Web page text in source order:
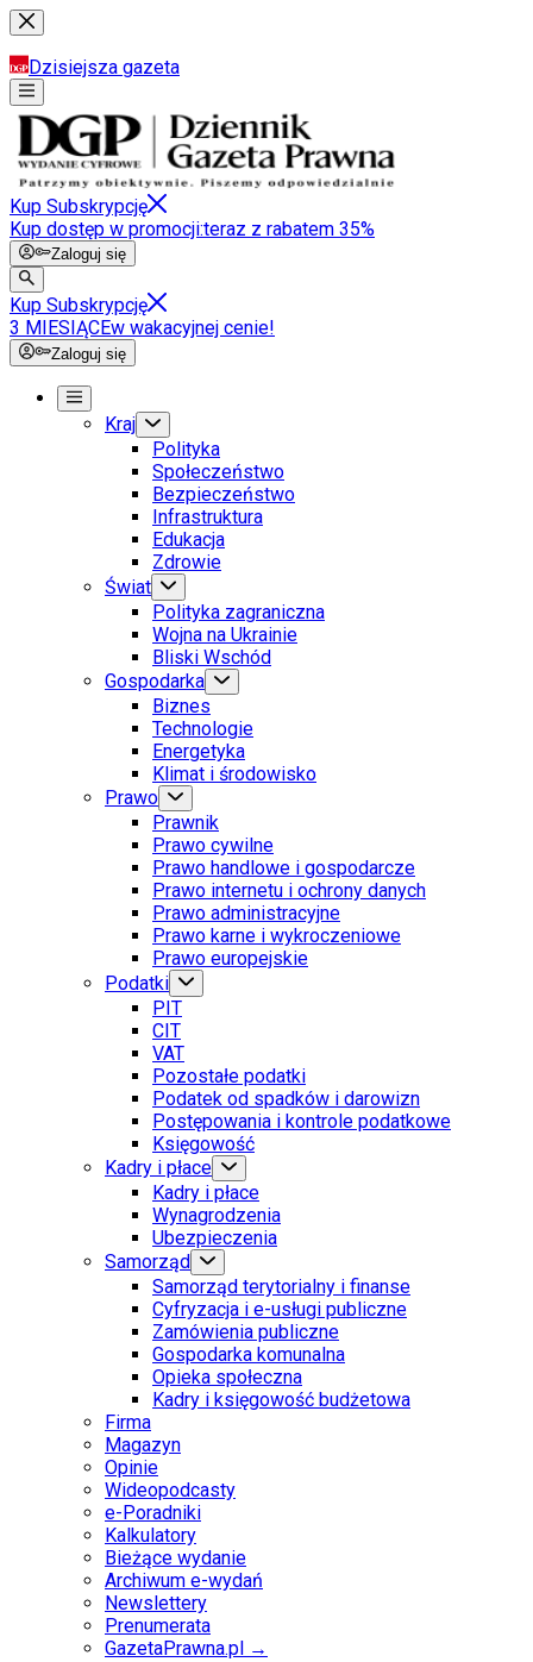
Dzisiejsza gazeta
Kup Subskrypcję
Kup dostęp w promocji:teraz z rabatem 35%
Zaloguj się
Kup Subskrypcję
3 MIESIĄCEw wakacyjnej cenie!
Zaloguj się
Kraj
Polityka
Społeczeństwo
Bezpieczeństwo
Infrastruktura
Edukacja
Zdrowie
Świat
Polityka zagraniczna
Wojna na Ukrainie
Bliski Wschód
Gospodarka
Biznes
Technologie
Energetyka
Klimat i środowisko
Prawo
Prawnik
Prawo cywilne
Prawo handlowe i gospodarcze
Prawo internetu i ochrony danych
Prawo administracyjne
Prawo karne i wykroczeniowe
Prawo europejskie
Podatki
PIT
CIT
VAT
Pozostałe podatki
Podatek od spadków i darowizn
Postępowania i kontrole podatkowe
Księgowość
Kadry i płace
Kadry i płace
Wynagrodzenia
Ubezpieczenia
Samorząd
Samorząd terytorialny i finanse
Cyfryzacja i e-usługi publiczne
Zamówienia publiczne
Gospodarka komunalna
Opieka społeczna
Kadry i księgowość budżetowa
Firma
Magazyn
Opinie
Wideopodcasty
e-Poradniki
Kalkulatory
Bieżące wydanie
Archiwum e-wydań
Newslettery
Prenumerata
GazetaPrawna.pl →